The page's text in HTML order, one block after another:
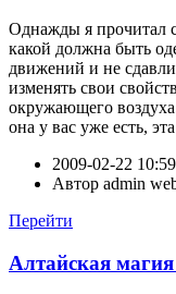
Однажды я прочитал
какой должна быть
движений и не
изменять свои
окружающего
она у вас уже есть,
2009-02-22
Автор admin
Перейти
Алтайская